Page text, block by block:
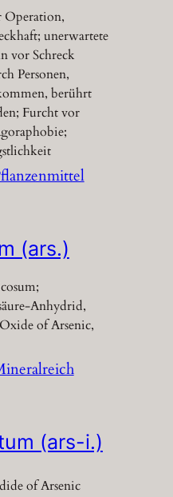
Operation,
unerwartete
vor Schreck
Personen,
berührt
Furcht vor
(ars.)
Anhydrid,
of Arsenic,
(ars-i.)
of Arsenic